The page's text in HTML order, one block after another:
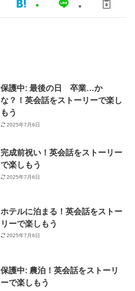
保護中: 最後の日 卒業…か
な？！英会話をストーリーで楽し
もう
2025年7月6日
完成前祝い！英会話をストーリー
で楽しもう
2025年7月6日
ホテルに泊まる！英会話をストー
リーで楽しもう
2025年7月6日
保護中: 農泊！英会話をストーリ
ーで楽しもう